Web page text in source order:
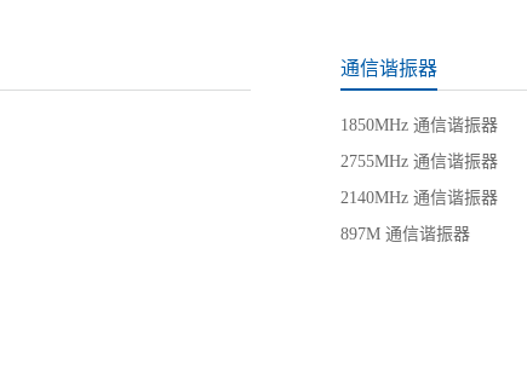
通信谐振器
1850MHz 通信谐振器
2755MHz 通信谐振器
2140MHz 通信谐振器
897M 通信谐振器